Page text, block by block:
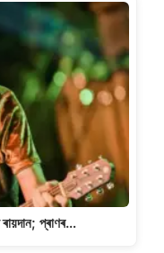
প্ৰাণৰ…